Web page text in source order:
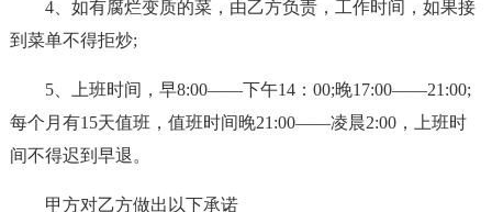
4、如有腐烂变质的菜，由乙方负责，工作时间，如果接
到菜单不得拒炒;
5、上班时间，早8:00——下午14：00;晚17:00——21:00;
每个月有15天值班，值班时间晚21:00——凌晨2:00，上班时
间不得迟到早退。
甲方对乙方做出以下承诺